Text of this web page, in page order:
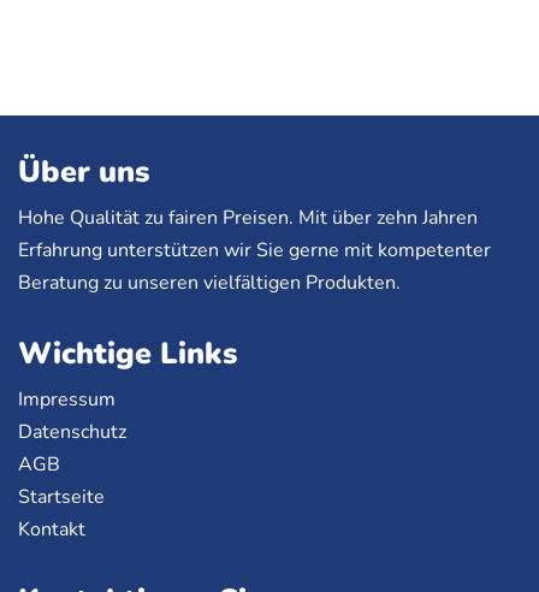
Über uns
Hohe Qualität zu fairen Preisen. Mit über zehn Jahren
Erfahrung unterstützen wir Sie gerne mit kompetenter
Beratung zu unseren vielfältigen Produkten.
Wichtige Links
Impressum
Datenschutz
AGB
Startseite
Kontakt